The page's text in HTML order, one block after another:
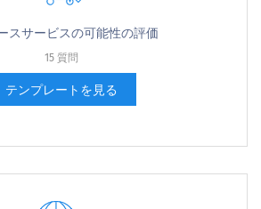
スサービスの可能性の評価
15 質問
テンプレートを見る